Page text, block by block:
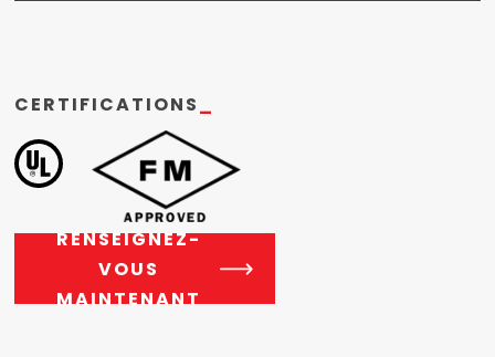
CERTIFICATIONS_
RENSEIGNEZ-
VOUS
MAINTENANT